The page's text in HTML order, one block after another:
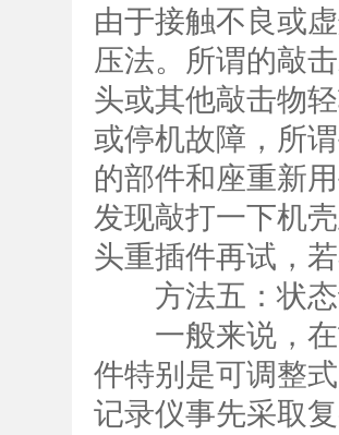
由于接触不良或
压法。所谓的敲
头或其他敲击物
或停机故障，所
的部件和座重新
发现敲打一下机
头重插件再试，
方法五：状态
一般来说，在
件特别是可调整
记录仪事先采取